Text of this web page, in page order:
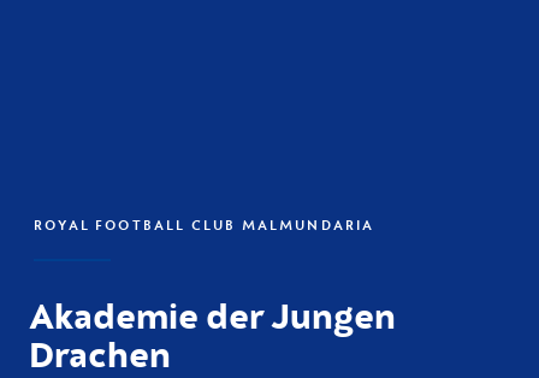
ROYAL FOOTBALL CLUB MALMUNDARIA
Akademie der Jungen
Drachen